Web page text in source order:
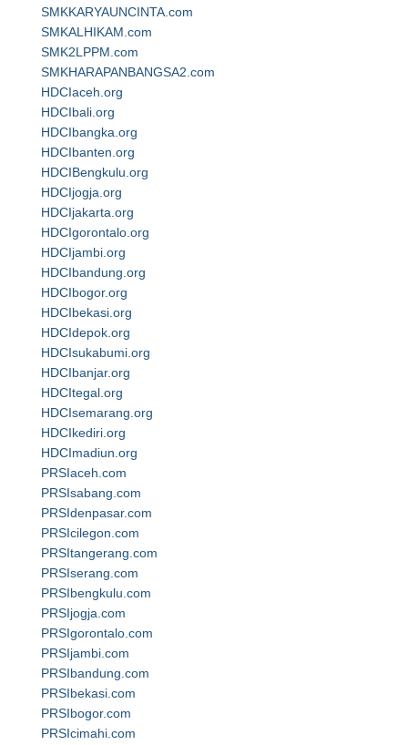
SMKKARYAUNCINTA.com
SMKALHIKAM.com
SMK2LPPM.com
SMKHARAPANBANGSA2.com
HDCIaceh.org
HDCIbali.org
HDCIbangka.org
HDCIbanten.org
HDCIBengkulu.org
HDCIjogja.org
HDCIjakarta.org
HDCIgorontalo.org
HDCIjambi.org
HDCIbandung.org
HDCIbogor.org
HDCIbekasi.org
HDCIdepok.org
HDCIsukabumi.org
HDCIbanjar.org
HDCItegal.org
HDCIsemarang.org
HDCIkediri.org
HDCImadiun.org
PRSIaceh.com
PRSIsabang.com
PRSIdenpasar.com
PRSIcilegon.com
PRSItangerang.com
PRSIserang.com
PRSIbengkulu.com
PRSIjogja.com
PRSIgorontalo.com
PRSIjambi.com
PRSIbandung.com
PRSIbekasi.com
PRSIbogor.com
PRSIcimahi.com